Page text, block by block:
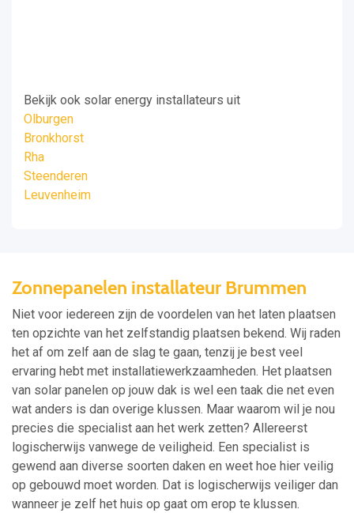
Bekijk ook solar energy installateurs uit
Olburgen
Bronkhorst
Rha
Steenderen
Leuvenheim
Zonnepanelen installateur Brummen
Niet voor iedereen zijn de voordelen van het laten plaatsen
ten opzichte van het zelfstandig plaatsen bekend. Wij raden
het af om zelf aan de slag te gaan, tenzij je best veel
ervaring hebt met installatiewerkzaamheden. Het plaatsen
van solar panelen op jouw dak is wel een taak die net even
wat anders is dan overige klussen. Maar waarom wil je nou
precies die specialist aan het werk zetten? Allereerst
logischerwijs vanwege de veiligheid. Een specialist is
gewend aan diverse soorten daken en weet hoe hier veilig
op gebouwd moet worden. Dat is logischerwijs veiliger dan
wanneer je zelf het huis op gaat om erop te klussen.